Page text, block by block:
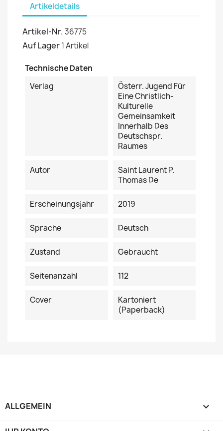
Artikeldetails
Artikel-Nr. 36775
Auf Lager1 Artikel
Technische Daten
Verlag
Österr. Jugend Für
Eine Christlich-
Kulturelle
Gemeinsamkeit
Innerhalb Des
Deutschspr.
Raumes
Autor
Saint Laurent P.
Thomas De
Erscheinungsjahr 2019
Sprache Deutsch
Zustand Gebraucht
Seitenanzahl 112
Cover
Kartoniert
(Paperback)
ALLGEMEIN 